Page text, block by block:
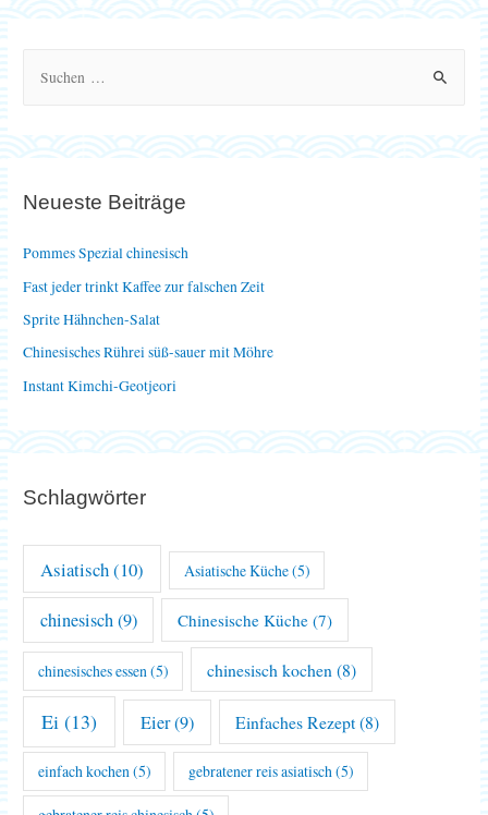
n
c
h
:
Neueste Beiträge
Pommes Spezial chinesisch
Fast jeder trinkt Kaffee zur falschen Zeit
Sprite Hähnchen-Salat
Chinesisches Rührei süß-sauer mit Möhre
Instant Kimchi-Geotjeori
Schlagwörter
Asiatisch(10) Asiatische Küche(5)
chinesisch(9) Chinesische Küche (7)
chinesisches essen(5) chinesisch kochen (8)
Ei (13) Eier(9) Einfaches Rezept(8)
einfach kochen(5) gebratener reis asiatisch(5)